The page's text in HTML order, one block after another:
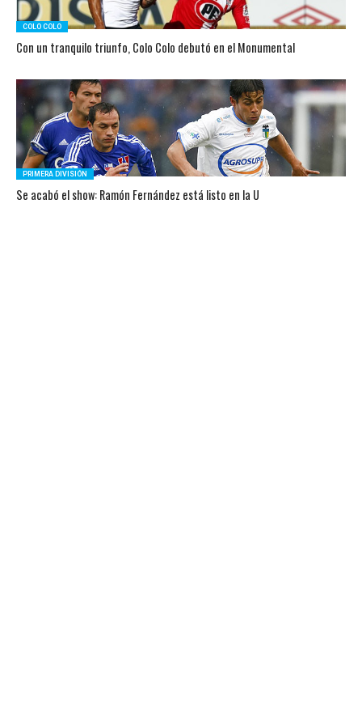
COLO COLO
Con un tranquilo triunfo, Colo Colo debutó en el Monumental
PRIMERA DIVISIÓN
Se acabó el show: Ramón Fernández está listo en la U